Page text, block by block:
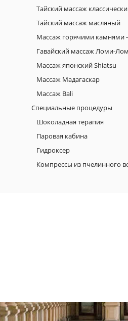
Тайский массаж
Тайский массаж масляный
Массаж горячими камнями -
Гавайский массаж Ломи-
Массаж японский Shiatsu
Массаж Мадагаскар
Массаж Bali
Специальные процедуры
Шоколадная терапия
Паровая кабина
Гидроксер
Компрессы из пчелинного